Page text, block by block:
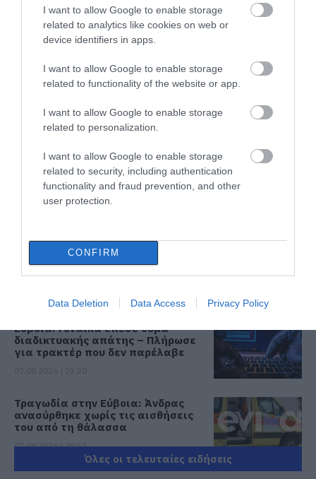
I want to allow Google to enable storage
related to analytics like cookies on web or
device identifiers in apps.
I want to allow Google to enable storage
related to functionality of the website or app.
I want to allow Google to enable storage
related to personalization.
I want to allow Google to enable storage
related to security, including authentication
functionality and fraud prevention, and other
user protection.
CONFIRM
Data Deletion Data Access Privacy Policy
Μεγάλο πανηγύρι στην Εύβοια:
Πλημμύρισε με κόσμο η Φαράκλα
08.08.2026 | 00:59
Έρχονται 40άρια μαζί με
θυελλώδη μελτέμια
Εύβοια: Ηχηρό μήνυμα πέντε
χρόνια μετά τη μεγάλη
καταστροφή του 2021
Νέο τροχαίο με υλικές ζημιές
Εύβοια: Γυναίκα έπεσε θύμα
διαδικτυακής απάτης – Πλήρωσε
για τρακτέρ που δεν παρέλαβε
Τραγωδία στην Εύβοια: Άνδρας
ανασύρθηκε χωρίς τις αισθήσεις
του από τη θάλασσα
07.08.2026 | 20:57
Όλες οι τελευταίες ειδήσεις